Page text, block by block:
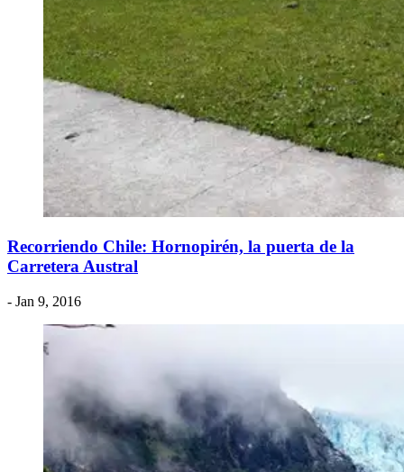
Recorriendo Chile: Hornopirén, la puerta de la
Carretera Austral
- Jan 9, 2016